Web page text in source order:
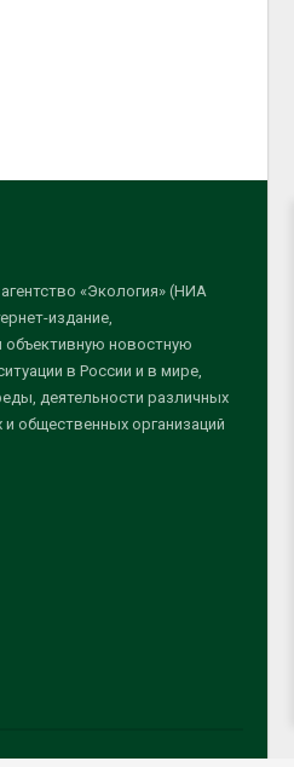
«Экология» (НИА
издание,
новостную
в России и в мире,
деятельности различных
общественных организаций